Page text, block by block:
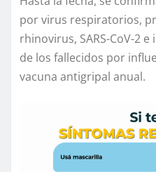
por virus respiratorios,
rhinovirus, SARS-CoV-2
de los fallecidos por
vacuna antigripal anual.